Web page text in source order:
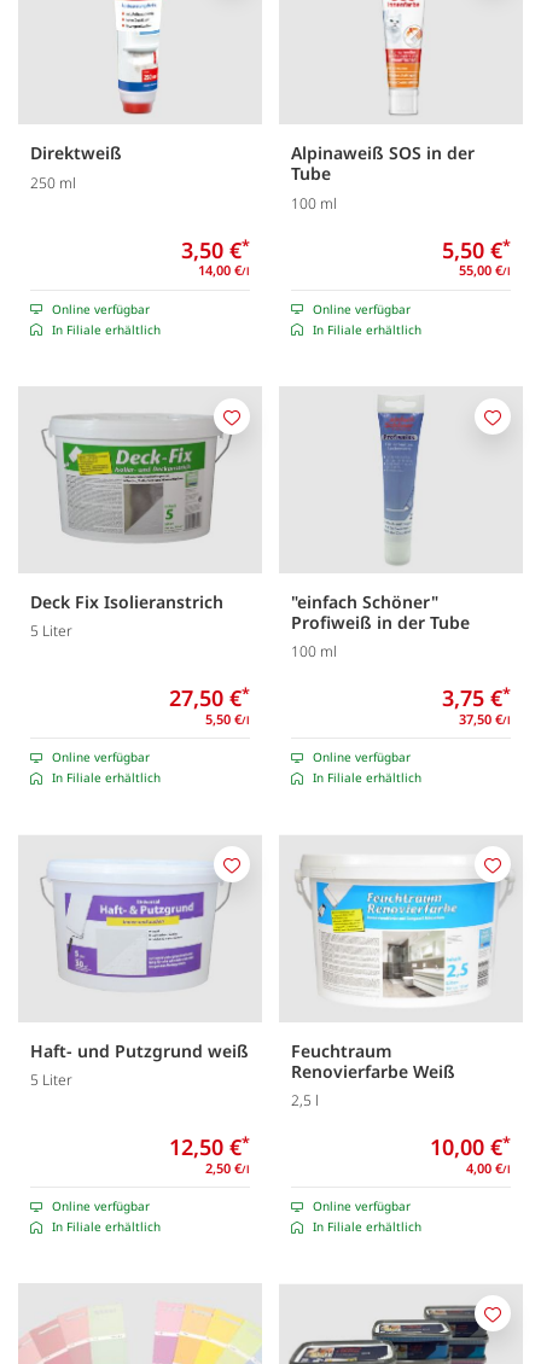
Direktweiß
250 ml
3,50 €*
14,00 €/l
Online verfügbar
In Filiale erhältlich
Alpinaweiß SOS in der
Tube
100 ml
5,50 €*
55,00 €/l
Online verfügbar
In Filiale erhältlich
Deck Fix Isolieranstrich
5 Liter
27,50 €*
5,50 €/l
Online verfügbar
In Filiale erhältlich
Merken
"einfach Schöner"
Profiweiß in der Tube
100 ml
3,75 €*
37,50 €/l
Online verfügbar
In Filiale erhältlich
Haft- und Putzgrund weiß
5 Liter
12,50 €*
2,50 €/l
Online verfügbar
In Filiale erhältlich
Merken
Feuchtraum
Renovierfarbe Weiß
2,5 l
10,00 €*
4,00 €/l
Online verfügbar
In Filiale erhältlich